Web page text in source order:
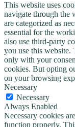
This website uses
navigate through the
are categorized as
essential for the
also use third-party
you use this website.
only with your
cookies. But opting
on your browsing
Necessary
Necessary
Always Enabled
Necessary cookies
function properly.